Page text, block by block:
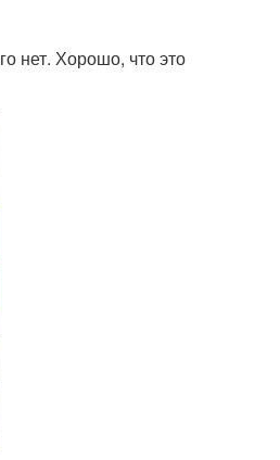
нет. Хорошо, что это